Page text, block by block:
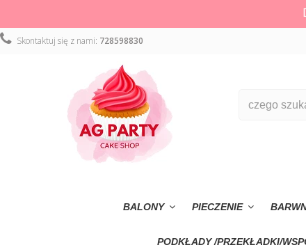
Skontaktuj się z nami: 728598830
BALONY PIECZENIE
PODKŁADY /PRZEKŁADKI/